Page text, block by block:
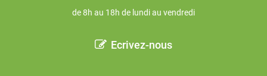
de 8h au 18h de lundi au vendredi
Ecrivez-nous